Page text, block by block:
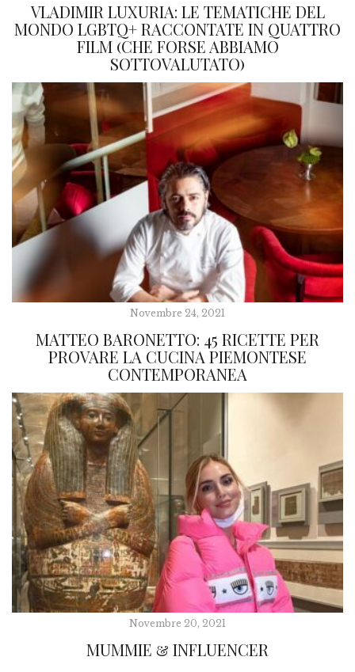
VLADIMIR LUXURIA: LE TEMATICHE DEL
MONDO LGBTQ+ RACCONTATE IN QUATTRO
FILM (CHE FORSE ABBIAMO
SOTTOVALUTATO)
Novembre 24, 2021
MATTEO BARONETTO: 45 RICETTE PER
PROVARE LA CUCINA PIEMONTESE
CONTEMPORANEA
Novembre 20, 2021
MUMMIE & INFLUENCER